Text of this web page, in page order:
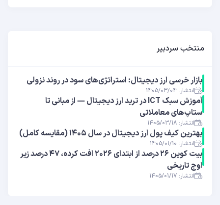
منتخب سردبیر
بازار خرسی ارز دیجیتال: استراتژی‌های سود در روند نزولی
انتشار: 1405/03/04
آموزش سبک ICT در ترید ارز دیجیتال — از مبانی تا
ستاپ‌های معاملاتی
انتشار: 1405/03/18
بهترین کیف پول ارز دیجیتال در سال ۱۴۰۵ (مقایسه کامل)
انتشار: 1405/01/10
بیت کوین ۲۶ درصد از ابتدای ۲۰۲۶ افت کرده، ۴۷ درصد زیر
اوج تاریخی
انتشار: 1405/01/17